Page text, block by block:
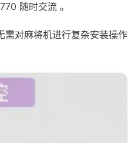
随时交流 。
需对麻将机进行复杂安装操作